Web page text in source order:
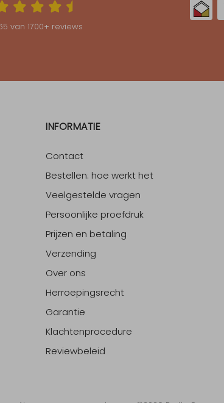
van 1700+ reviews
INFORMATIE
Contact
Bestellen: hoe werkt het
Veelgestelde vragen
Persoonlijke proefdruk
Prijzen en betaling
Verzending
Over ons
Herroepingsrecht
Garantie
Klachtenprocedure
Reviewbeleid